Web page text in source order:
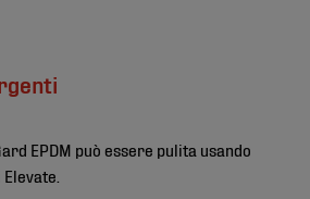
EPDM può essere pulita usando